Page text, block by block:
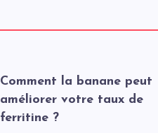
Comment la banane peut
améliorer votre taux de
ferritine ?